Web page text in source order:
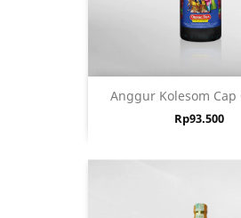
Anggur Kolesom Cap
Harga
Rp93.500